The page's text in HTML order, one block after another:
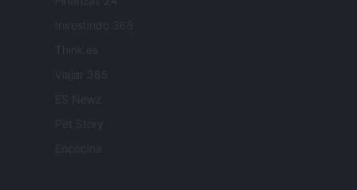
Investindo 365
Think.es
Viajar 365
ES Newz
Pet Story
Encocina